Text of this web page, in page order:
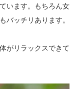
います。もちろん女
バッチリあります。
がリラックスできて